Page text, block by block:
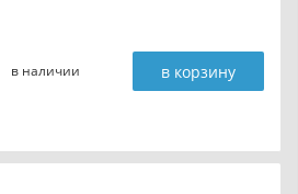
в наличии в корзину